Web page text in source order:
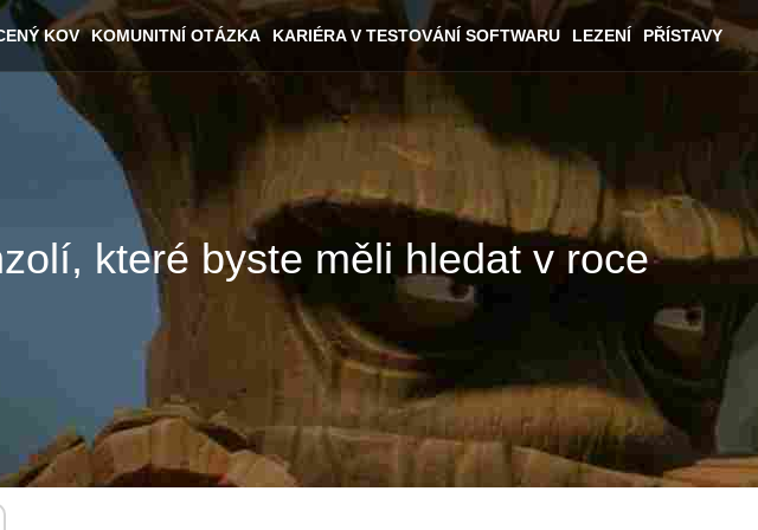
KOV KOMUNITNÍ OTÁZKA KARIÉRA V TESTOVÁNÍ SOFTWARU LEZENÍ PŘÍSTAVY
které byste měli hledat v roce